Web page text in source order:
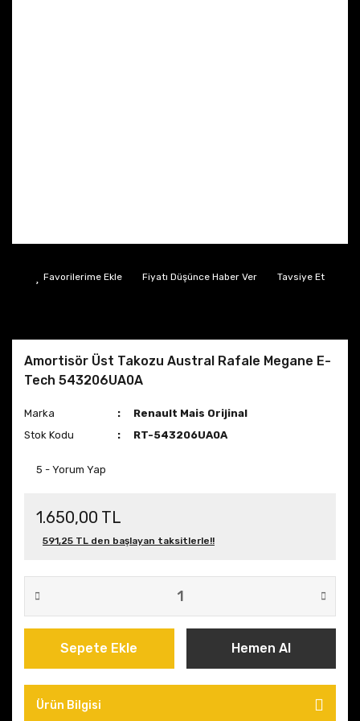
Fiyatı Düşünce Haber Ver Tavsiye Et
Amortisör Üst Takozu Austral Rafale Megane E-
Tech 543206UA0A
Marka
Renault Mais Orijinal
Stok Kodu
RT-543206UA0A
5 - Yorum Yap
1.650,00 TL
591,25 TL den başlayan taksitlerle!!
Sepete Ekle Hemen Al
Ürün Bilgisi